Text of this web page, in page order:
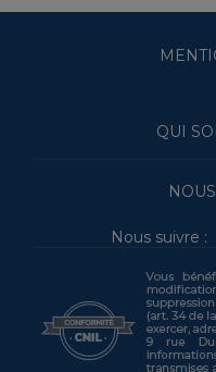
QUI
Nous suivre :